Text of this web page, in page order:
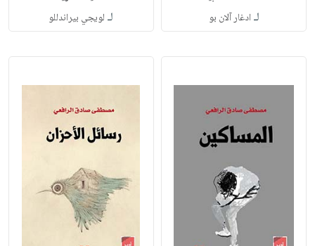
لـ ادغار آلان بو لـ لويجي بيراندللو